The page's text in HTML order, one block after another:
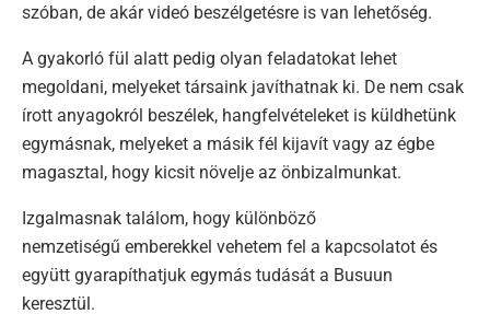
szóban, de akár videó beszélgetésre is van lehetőség.
A gyakorló fül alatt pedig olyan feladatokat lehet
megoldani, melyeket társaink javíthatnak ki. De nem csak
írott anyagokról beszélek, hangfelvételeket is küldhetünk
egymásnak, melyeket a másik fél kijavít vagy az égbe
magasztal, hogy kicsit növelje az önbizalmunkat.
Izgalmasnak találom, hogy különböző
nemzetiségű emberekkel vehetem fel a kapcsolatot és
együtt gyarapíthatjuk egymás tudását a Busuun
keresztül.